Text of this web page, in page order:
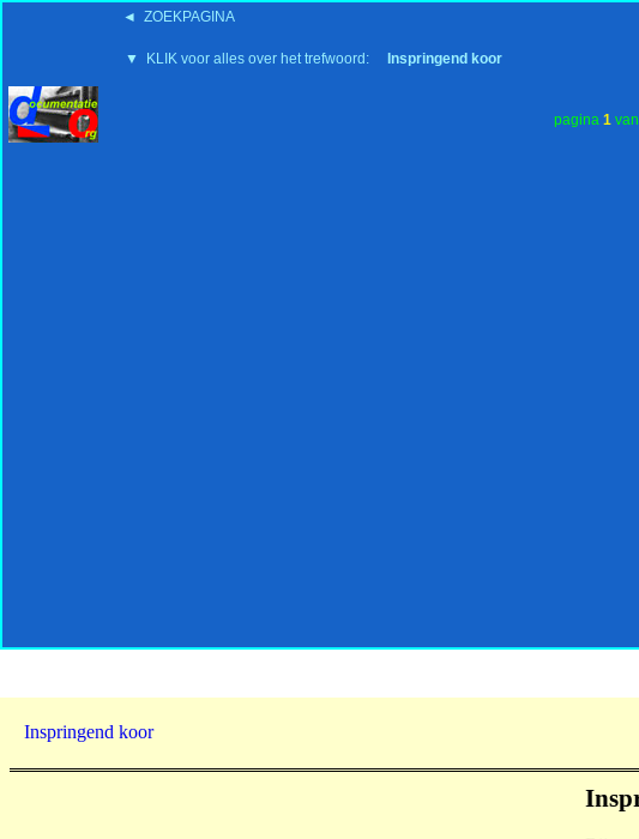
◄ ZOEKPAGINA
▼ KLIK voor alles over het trefwoord: Inspringend koor
pagina 1 van
'15:19 19-2-2008